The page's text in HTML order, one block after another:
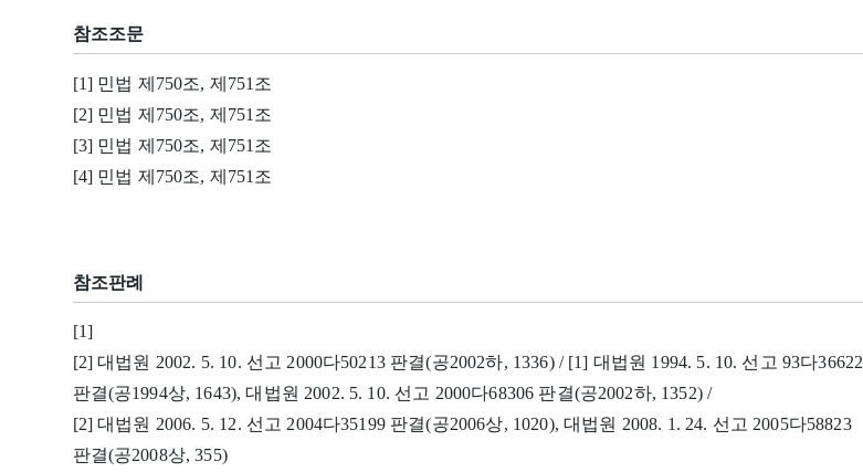
참조조문
[1] 민법 제750조, 제751조
[2] 민법 제750조, 제751조
[3] 민법 제750조, 제751조
[4] 민법 제750조, 제751조
참조판례
[1]
[2] 대법원 2002. 5. 10. 선고 2000다50213 판결(공2002하, 1336) / [1] 대법원 1994. 5. 10. 선고 93다36622
판결(공1994상, 1643), 대법원 2002. 5. 10. 선고 2000다68306 판결(공2002하, 1352) /
[2] 대법원 2006. 5. 12. 선고 2004다35199 판결(공2006상, 1020), 대법원 2008. 1. 24. 선고 2005다58823
판결(공2008상, 355)